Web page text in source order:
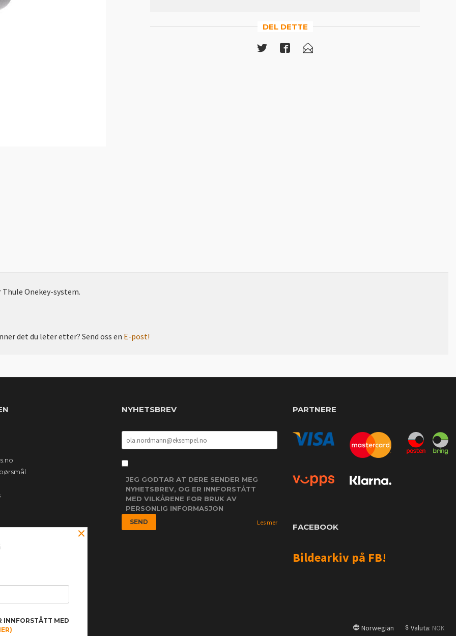
DEL DETTE
Onekey-system.
det du leter etter? Send oss en E-post!
NYHETSBREV
JEG GODTAR AT DERE SENDER MEG
NYHETSBREV, OG ER INNFORSTÅTT
MED VILKÅRENE FOR BRUK AV
PERSONLIG INFORMASJON
Les mer
PARTNERE
FACEBOOK
Bildearkiv på FB!
Norwegian Valuta: NOK
×
INNFORSTÅTT MED